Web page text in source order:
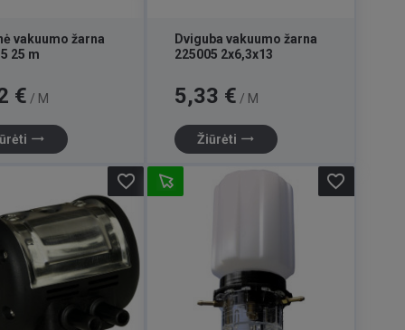
vakuumo žarna
25 m
€ / M
trending_flat
Dviguba vakuumo žarna
225005 2x6,3x13
Kaina
5,33 € / M
Žiūrėti trending_flat
favorite_border favorite_border